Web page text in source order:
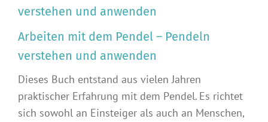
verstehen und anwenden
Arbeiten mit dem Pendel – Pendeln
verstehen und anwenden
Dieses Buch entstand aus vielen Jahren
praktischer Erfahrung mit dem Pendel. Es richtet
sich sowohl an Einsteiger als auch an Menschen,